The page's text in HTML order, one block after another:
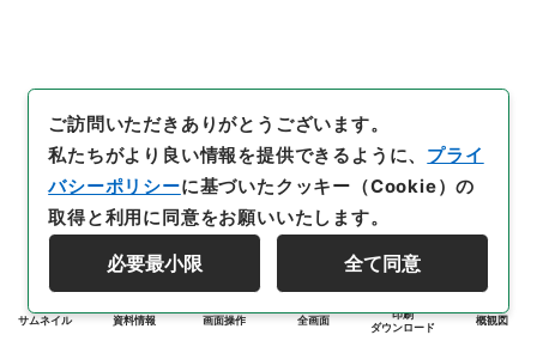
サムネイル 資料情報 画面操作 全画面
印刷
ダウンロード
概観図
ご訪問いただきありがとうございます。
私たちがより良い情報を提供できるように、 プライ
バシーポリシーに基づいたクッキー（Cookie）の
取得と利用に同意をお願いいたします。
必要最小限 全て同意